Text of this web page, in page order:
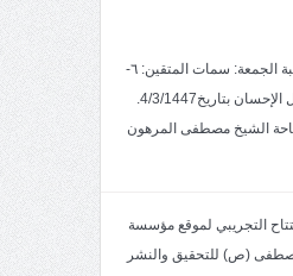
خطبة الجمعة: سمات المتقين: ٦-
عمل الإحسان بتاريخ4/3/1447.
الشيخ مصطفى المرهون
التجريبي لموقع مؤسسة
(ص) للتحقيق والنشر